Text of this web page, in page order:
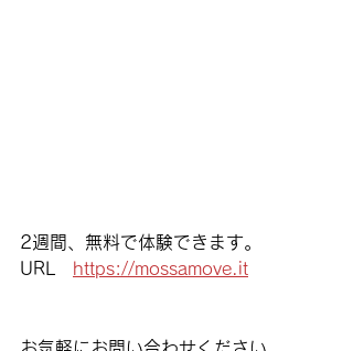
2週間、無料で体験できます。
URL
https://mossamove.it